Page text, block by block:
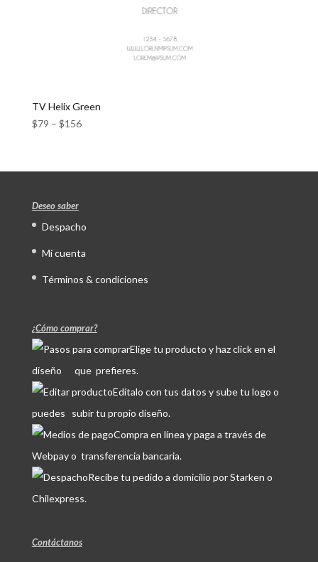
TV Helix Green
$79 – $156
Deseo saber
Despacho
Mi cuenta
Términos & condiciones
¿Cómo comprar?
Elige tu producto y haz click en el
diseño que prefieres.
Edítalo con tus datos y sube tu logo o
puedes subir tu propio diseño.
Compra en línea y paga a través de
Webpay o transferencia bancaria.
Recibe tu pedido a domicilio por Starken o
Chilexpress.
Contáctanos